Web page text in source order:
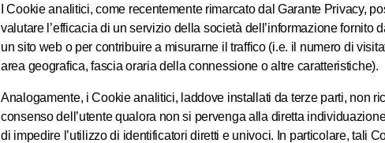
I Cookie analitici, come recentemente rimarcato dal Garante Privacy,
valutare l’efficacia di un servizio della società dell’informazione fornito
un sito web o per contribuire a misurarne il traffico (i.e. il numero di
area geografica, fascia oraria della connessione o altre caratteristiche).
Analogamente, i Cookie analitici, laddove installati da terze parti, non
consenso dell’utente qualora non si pervenga alla diretta
di impedire l’utilizzo di identificatori diretti e univoci. In particolare, tali